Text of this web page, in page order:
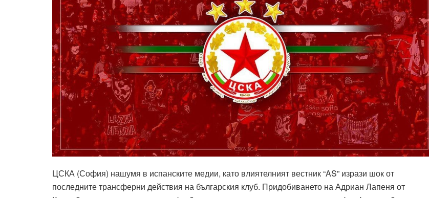
ЦСКА (София) нашумя в испанските медии, като влиятелният вестник “AS” изрази шок от
последните трансферни действия на българския клуб. Придобиването на Адриан Лапеня от